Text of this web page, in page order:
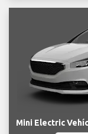
Mini Electric